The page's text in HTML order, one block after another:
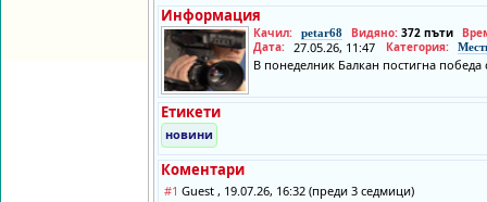
Информация
Качил: petar68 Видяно: 372 пъти
Дата: 27.05.26, 11:47 Категория:
В понеделник Балкан постигна победа
Етикети
новини
Коментари
#1 Guest , 19.07.26, 16:32 (преди 3 седмици)